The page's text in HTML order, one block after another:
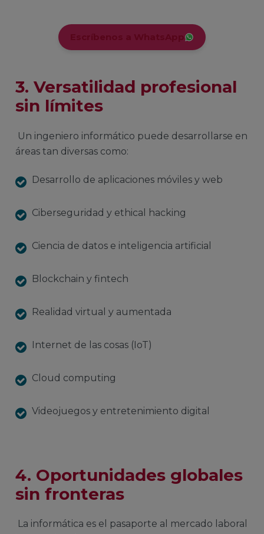
3. Versatilidad profesional
sin límites
Un ingeniero informático puede desarrollarse en
áreas tan diversas como:
Desarrollo de aplicaciones móviles y web
Ciberseguridad y ethical hacking
Ciencia de datos e inteligencia artificial
Blockchain y fintech
Realidad virtual y aumentada
Internet de las cosas (IoT)
Cloud computing
Videojuegos y entretenimiento digital
4. Oportunidades globales
sin fronteras
La informática es el pasaporte al mercado laboral